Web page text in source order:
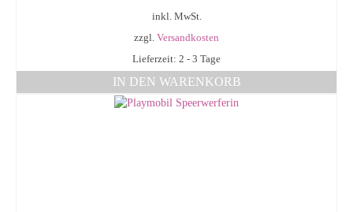
inkl. MwSt.
zzgl. Versandkosten
Lieferzeit: 2 - 3 Tage
IN DEN WARENKORB